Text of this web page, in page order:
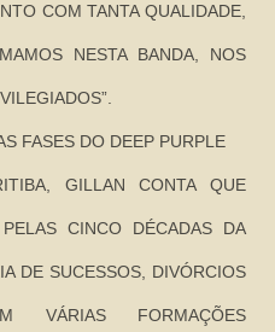
COM TANTA QUALIDADE,
NESTA BANDA, NOS
FASES DO DEEP PURPLE
GILLAN CONTA QUE
CINCO DÉCADAS DA
DE SUCESSOS, DIVÓRCIOS
VÁRIAS FORMAÇÕES